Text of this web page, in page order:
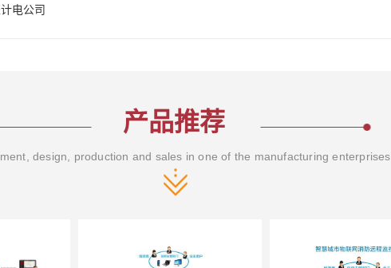
电公司
产品推荐
design, production and sales in one of the manufacturing enterprises